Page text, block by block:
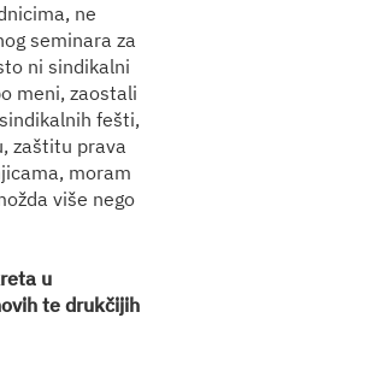
ne
seminara za
ni sindikalni
meni, zaostali
fešti,
zaštitu prava
moram
više nego
u
te drukčijih